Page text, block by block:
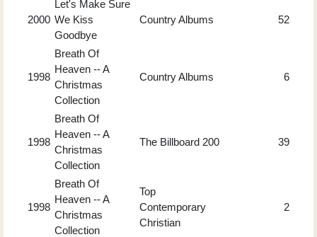
2000
Let's Make Sure
We Kiss
Goodbye
Country Albums 52
1998
Breath Of
Heaven -- A
Christmas
Collection
Country Albums 6
1998
Breath Of
Heaven -- A
Christmas
Collection
The Billboard 200 39
1998
Breath Of
Heaven -- A
Christmas
Collection
Top
Contemporary
Christian
2